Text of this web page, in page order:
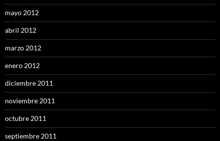
mayo 2012
abril 2012
marzo 2012
enero 2012
diciembre 2011
noviembre 2011
octubre 2011
septiembre 2011